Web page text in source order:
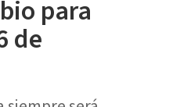
para
de